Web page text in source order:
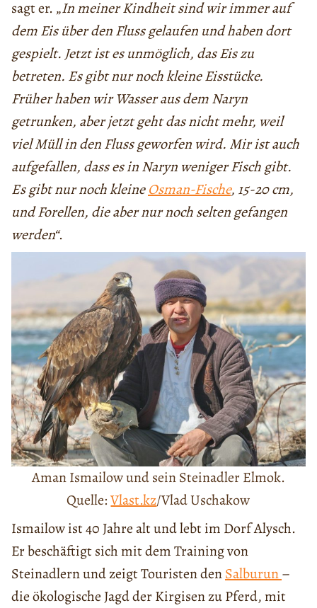
sagt er. „In meiner Kindheit sind wir immer auf
dem Eis über den Fluss gelaufen und haben dort
gespielt. Jetzt ist es unmöglich, das Eis zu
betreten. Es gibt nur noch kleine Eisstücke.
Früher haben wir Wasser aus dem Naryn
getrunken, aber jetzt geht das nicht mehr, weil
viel Müll in den Fluss geworfen wird. Mir ist auch
aufgefallen, dass es in Naryn weniger Fisch gibt.
Es gibt nur noch kleineOsman-Fische, 15-20 cm,
und Forellen, die aber nur noch selten gefangen
werden“.
Aman Ismailow und sein Steinadler Elmok.
Quelle:Vlast.kz/Vlad Uschakow
Ismailow ist 40 Jahre alt und lebt im Dorf Alysch.
Er beschäftigt sich mit dem Training von
Steinadlern und zeigt Touristen denSalburun–
die ökologische Jagd der Kirgisen zu Pferd, mit